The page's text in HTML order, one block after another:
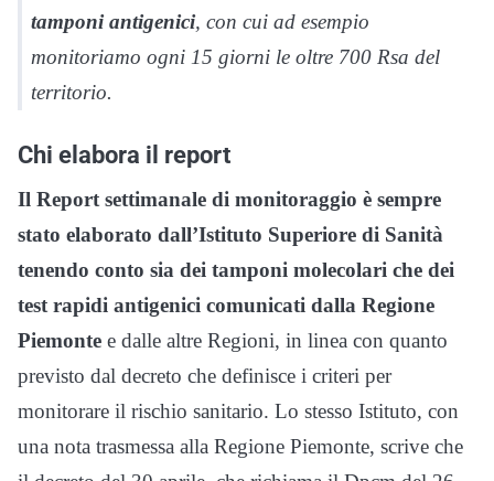
tamponi antigenici, con cui ad esempio
monitoriamo ogni 15 giorni le oltre 700 Rsa del
territorio.
Chi elabora il report
Il Report settimanale di monitoraggio è sempre
stato elaborato dall’Istituto Superiore di Sanità
tenendo conto sia dei tamponi molecolari che dei
test rapidi antigenici comunicati dalla Regione
Piemonte e dalle altre Regioni, in linea con quanto
previsto dal decreto che definisce i criteri per
monitorare il rischio sanitario. Lo stesso Istituto, con
una nota trasmessa alla Regione Piemonte, scrive che